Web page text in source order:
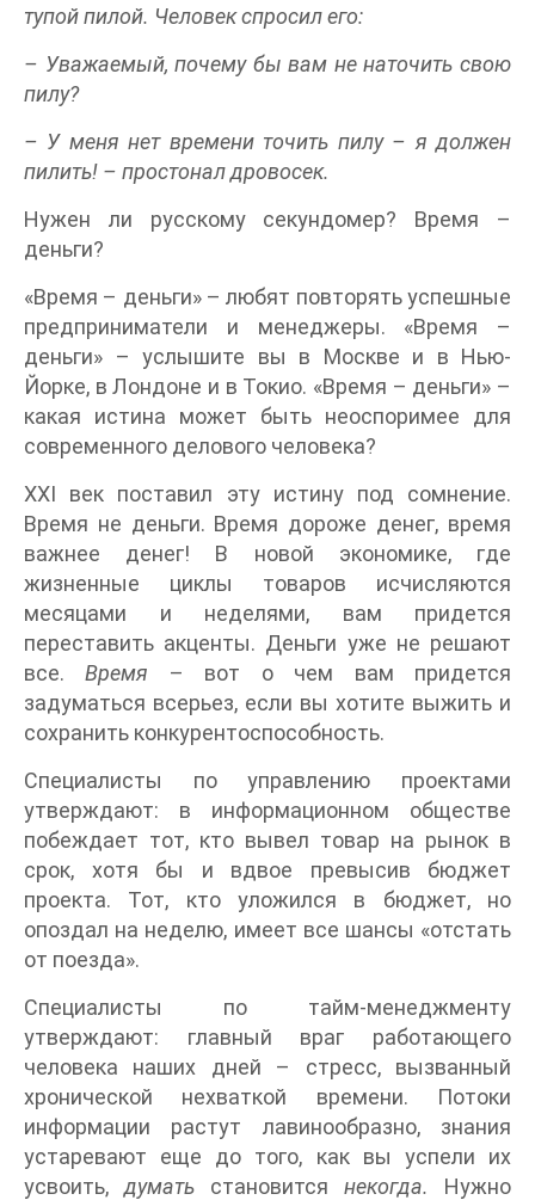
тупой пилой. Человек спросил его:
– Уважаемый, почему бы вам не наточить свою
пилу?
– У меня нет времени точить пилу – я должен
пилить! – простонал дровосек.
Нужен ли русскому секундомер? Время –
деньги?
«Время – деньги» – любят повторять успешные
предприниматели и менеджеры. «Время –
деньги» – услышите вы в Москве и в Нью-
Йорке, в Лондоне и в Токио. «Время – деньги» –
какая истина может быть неоспоримее для
современного делового человека?
XXI век поставил эту истину под сомнение.
Время не деньги. Время дороже денег, время
важнее денег! В новой экономике, где
жизненные циклы товаров исчисляются
месяцами и неделями, вам придется
переставить акценты. Деньги уже не решают
все. Время – вот о чем вам придется
задуматься всерьез, если вы хотите выжить и
сохранить конкурентоспособность.
Специалисты по управлению проектами
утверждают: в информационном обществе
побеждает тот, кто вывел товар на рынок в
срок, хотя бы и вдвое превысив бюджет
проекта. Тот, кто уложился в бюджет, но
опоздал на неделю, имеет все шансы «отстать
от поезда».
Специалисты по тайм-менеджменту
утверждают: главный враг работающего
человека наших дней – стресс, вызванный
хронической нехваткой времени. Потоки
информации растут лавинообразно, знания
устаревают еще до того, как вы успели их
усвоить, думать становится некогда. Нужно